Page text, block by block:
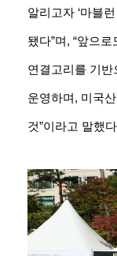
알리고자 ‘마블
됐다”며, “앞으
연결고리를 기반
운영하며, 미국
것”이라고 말했